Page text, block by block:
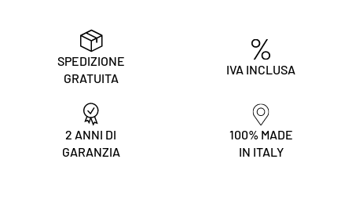
SPEDIZIONE
GRATUITA
IVA INCLUSA
2 ANNI DI
GARANZIA
100% MADE
IN ITALY